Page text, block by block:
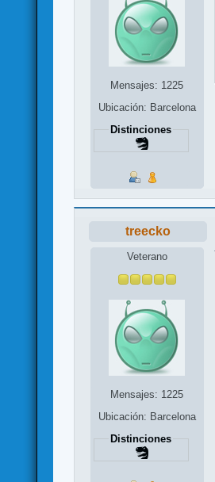
Mensajes: 1225
Ubicación: Barcelona
Distinciones
treecko
Veterano
Mensajes: 1225
Ubicación: Barcelona
Distinciones